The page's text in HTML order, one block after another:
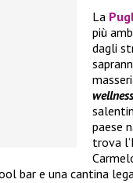
La
più
dagli
wellness
paese
trova
bar e una cantina